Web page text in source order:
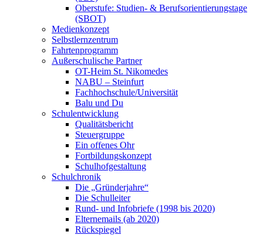
Oberstufe: Studien- & Berufsorientierungstage
(SBOT)
Medienkonzept
Selbstlernzentrum
Fahrtenprogramm
Außerschulische Partner
OT-Heim St. Nikomedes
NABU – Steinfurt
Fachhochschule/Universität
Balu und Du
Schulentwicklung
Qualitätsbericht
Steuergruppe
Ein offenes Ohr
Fortbildungskonzept
Schulhofgestaltung
Schulchronik
Die „Gründerjahre“
Die Schulleiter
Rund- und Infobriefe (1998 bis 2020)
Elternemails (ab 2020)
Rückspiegel